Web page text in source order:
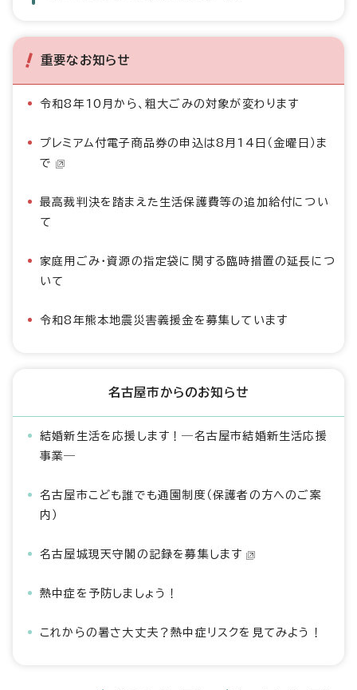
重要なお知らせ
令和8年10月から、粗大ごみの対象が変わります
プレミアム付電子商品券の申込は8月14日（金曜日）ま
で
最高裁判決を踏まえた生活保護費等の追加給付につい
て
家庭用ごみ・資源の指定袋に関する臨時措置の延長につ
いて
令和8年熊本地震災害義援金を募集しています
名古屋市からのお知らせ
結婚新生活を応援します！―名古屋市結婚新生活応援
事業―
名古屋市こども誰でも通園制度（保護者の方へのご案
内）
名古屋城現天守閣の記録を募集します
熱中症を予防しましょう！
これからの暑さ大丈夫？熱中症リスクを見てみよう！